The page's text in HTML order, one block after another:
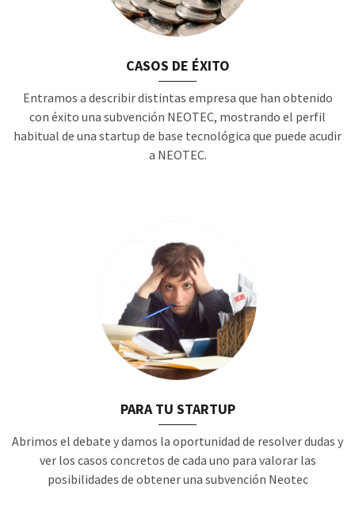
CASOS DE ÉXITO
Entramos a describir distintas empresa que han obtenido
con éxito una subvención NEOTEC, mostrando el perfil
habitual de una startup de base tecnológica que puede acudir
a NEOTEC.
PARA TU STARTUP
Abrimos el debate y damos la oportunidad de resolver dudas y
ver los casos concretos de cada uno para valorar las
posibilidades de obtener una subvención Neotec